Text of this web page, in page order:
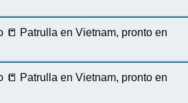
📒 Patrulla en Vietnam, pronto en
📒 Patrulla en Vietnam, pronto en